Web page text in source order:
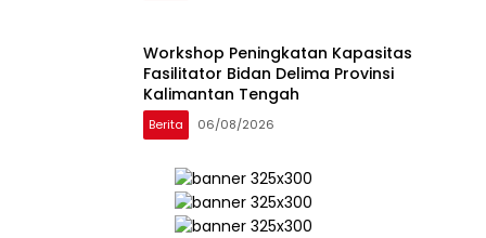
Workshop Peningkatan Kapasitas
Fasilitator Bidan Delima Provinsi
Kalimantan Tengah
Berita 06/08/2026